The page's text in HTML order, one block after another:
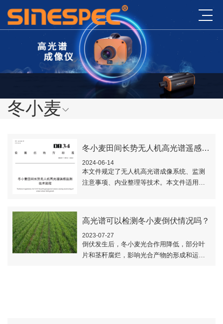
冬小麦
冬小麦田间长势无人机高光谱遥感监测技术规程《DB34/T 4476-2023》
2024-06-14
本文件规定了无人机高光谱成像系统、监测
注意事项、内业整理等技术。本文件适用于
业、村庄和..
高光谱可以检测冬小麦倒伏情况吗？
2023-07-27
倒伏发生后，冬小麦光合作用降低，部分叶
片和茎秆腐烂，影响光合产物的形成和运